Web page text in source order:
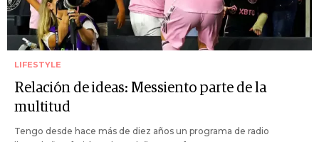
LIFESTYLE
Relación de ideas: Messiento parte de la
multitud
Tengo desde hace más de diez años un programa de radio